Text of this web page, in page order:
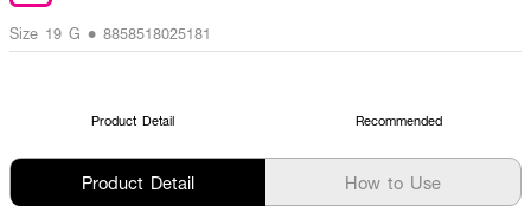
Size 19 G • 8858518025181
Product Detail Recommended
Product Detail How to Use